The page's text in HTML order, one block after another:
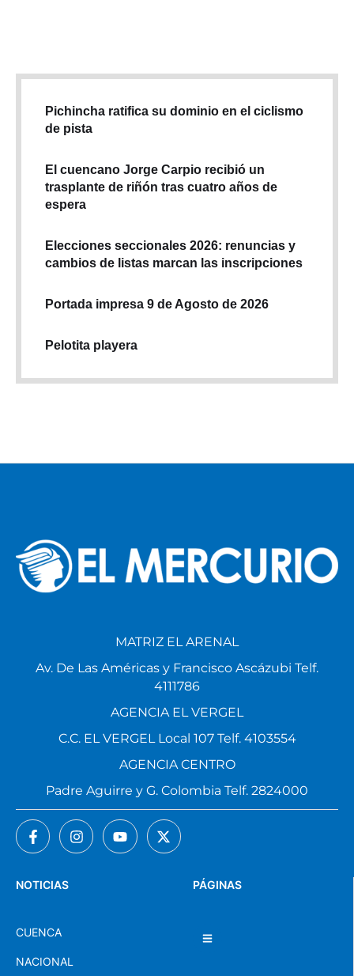
Pichincha ratifica su dominio en el ciclismo
de pista
El cuencano Jorge Carpio recibió un
trasplante de riñón tras cuatro años de
espera
Elecciones seccionales 2026: renuncias y
cambios de listas marcan las inscripciones
Portada impresa 9 de Agosto de 2026
Pelotita playera
PÁGINAS
NOTICIAS
CUENCA
NACIONAL
MATRIZ EL ARENAL
Av. De Las Américas y Francisco Ascázubi Telf.
4111786
AGENCIA EL VERGEL
C.C. EL VERGEL Local 107 Telf. 4103554
AGENCIA CENTRO
Padre Aguirre y G. Colombia Telf. 2824000